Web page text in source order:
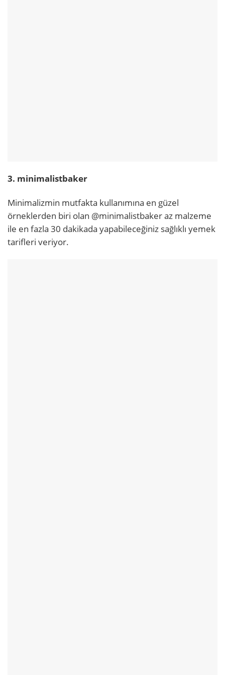
3. minimalistbaker
Minimalizmin mutfakta kullanımına en güzel
örneklerden biri olan @minimalistbaker az malzeme
ile en fazla 30 dakikada yapabileceğiniz sağlıklı yemek
tarifleri veriyor.